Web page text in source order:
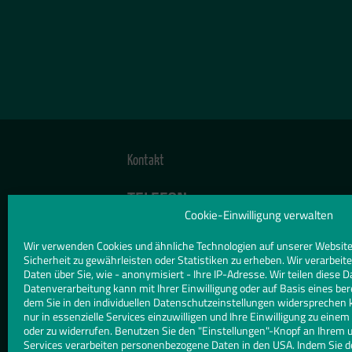
Cookie-Einwilligung verwalten
Wir verwenden Cookies und ähnliche Technologien auf unserer
Sicherheit zu gewährleisten oder Statistiken zu erheben. Wir
Daten über Sie, wie - anonymisiert - Ihre IP-Adresse. Wir teilen diese
Datenverarbeitung kann mit Ihrer Einwilligung oder auf Basis eines
dem Sie in den individuellen Datenschutzeinstellungen widersprechen
nur in essenzielle Services einzuwilligen und Ihre Einwilligung zu
oder zu widerrufen. Benutzen Sie den "Einstellungen"-Knopf an Ihrem
Services verarbeiten personenbezogene Daten in den USA. Indem Sie
Kontakt
TELEFON
08561 98580
E-MAIL
marcus@pfeffereder.de |
WEBSITE
www.pfeffereder.de/